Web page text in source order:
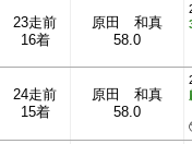
23走前
16着
原田 和真
58.0
24走前
15着
原田 和真
58.0